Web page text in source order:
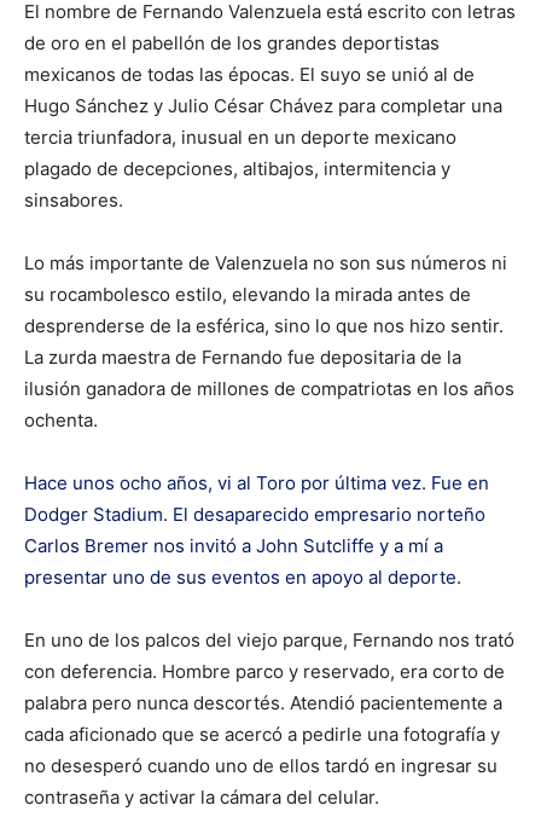
El nombre de Fernando Valenzuela está escrito con letras
de oro en el pabellón de los grandes deportistas
mexicanos de todas las épocas. El suyo se unió al de
Hugo Sánchez y Julio César Chávez para completar una
tercia triunfadora, inusual en un deporte mexicano
plagado de decepciones, altibajos, intermitencia y
sinsabores.
Lo más importante de Valenzuela no son sus números ni
su rocambolesco estilo, elevando la mirada antes de
desprenderse de la esférica, sino lo que nos hizo sentir.
La zurda maestra de Fernando fue depositaria de la
ilusión ganadora de millones de compatriotas en los años
ochenta.
Hace unos ocho años, vi al Toro por última vez. Fue en
Dodger Stadium. El desaparecido empresario norteño
Carlos Bremer nos invitó a John Sutcliffe y a mí a
presentar uno de sus eventos en apoyo al deporte.
En uno de los palcos del viejo parque, Fernando nos trató
con deferencia. Hombre parco y reservado, era corto de
palabra pero nunca descortés. Atendió pacientemente a
cada aficionado que se acercó a pedirle una fotografía y
no desesperó cuando uno de ellos tardó en ingresar su
contraseña y activar la cámara del celular.